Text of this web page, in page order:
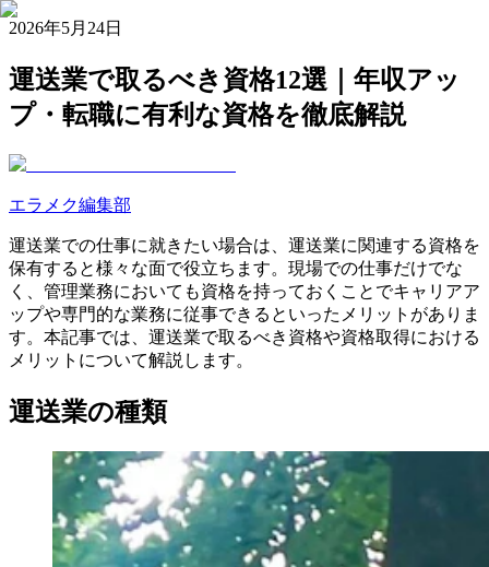
2026年5月24日
運送業で取るべき資格12選｜年収アッ
プ・転職に有利な資格を徹底解説
エラメク編集部
運送業での仕事に就きたい場合は、運送業に関連する資格を
保有すると様々な面で役立ちます。現場での仕事だけでな
く、管理業務においても資格を持っておくことでキャリアア
ップや専門的な業務に従事できるといったメリットがありま
す。本記事では、運送業で取るべき資格や資格取得における
メリットについて解説します。
運送業の種類